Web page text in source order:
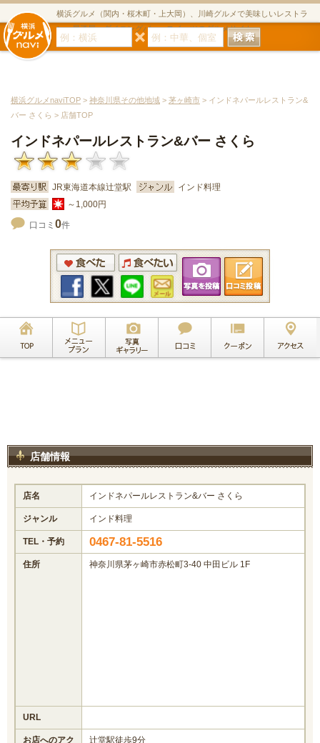
横浜グルメ（関内・桜木町・上大岡）、川崎グルメで美味しいレストラ
ン・居酒屋・ダイニングバー・スイーツのグルメサイト
横浜グルメnaviTOP > 神奈川県その他地域 > 茅ヶ崎市 > インドネパールレストラン&
バー さくら > 店舗TOP
インドネパールレストラン&バー さくら
JR東海道本線辻堂駅
インド料理
～1,000円
口コミ 0件
店舗情報
店名 インドネパールレストラン&バー さくら
ジャンル インド料理
TEL・予約 0467-81-5516
住所 神奈川県茅ヶ崎市赤松町3-40 中田ビル 1F
URL
お店へのアク
辻堂駅徒歩9分